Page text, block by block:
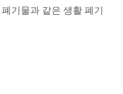
기물과 같은 생활 폐기